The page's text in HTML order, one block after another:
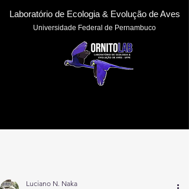
Laboratório de Ecologia & Evolução de Aves
Universidade Federal de Pernambuco
Luciano N. Naka